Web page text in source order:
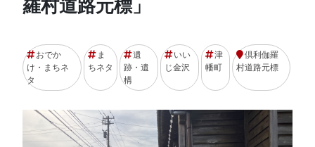
羅村道路元標」
おでか
け・まちネ
タ
ま
ちネタ
遺
跡・遺
構
いい
じ金沢
津
幡町
倶利伽羅
村道路元標